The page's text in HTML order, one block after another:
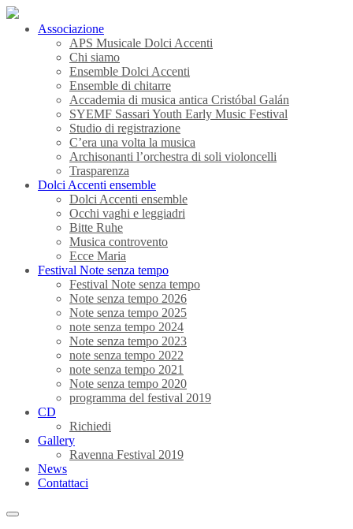
Associazione
APS Musicale Dolci Accenti
Chi siamo
Ensemble Dolci Accenti
Ensemble di chitarre
Accademia di musica antica Cristóbal Galán
SYEMF Sassari Youth Early Music Festival
Studio di registrazione
C’era una volta la musica
Archisonanti l’orchestra di soli violoncelli
Trasparenza
Dolci Accenti ensemble
Dolci Accenti ensemble
Occhi vaghi e leggiadri
Bitte Ruhe
Musica controvento
Ecce Maria
Festival Note senza tempo
Festival Note senza tempo
Note senza tempo 2026
Note senza tempo 2025
note senza tempo 2024
Note senza tempo 2023
note senza tempo 2022
note senza tempo 2021
Note senza tempo 2020
programma del festival 2019
CD
Richiedi
Gallery
Ravenna Festival 2019
News
Contattaci